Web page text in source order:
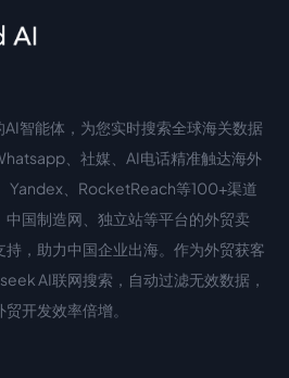
智能体，为您实时搜索全球海关数据
、社媒、AI电话精准触达海外
Yandex、RocketReach等100+渠道
国制造网、独立站等平台的外贸卖
，助力中国企业出海。作为外贸获客
AI联网搜索，自动过滤无效数据，
开发效率倍增。